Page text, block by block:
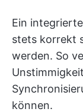
Ein
stets korrekt
werden. So
können.